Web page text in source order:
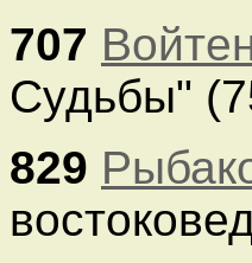
707
Судьбы"
829